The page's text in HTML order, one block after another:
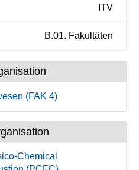
ITV
B.01. Fakultäten
(FAK 4)
Chemical